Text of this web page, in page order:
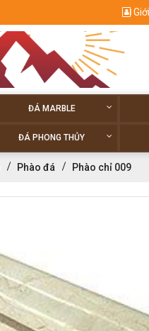
ĐÁ MARBLE
ĐÁ PHONG THỦY
Phào đá Phào chỉ 009